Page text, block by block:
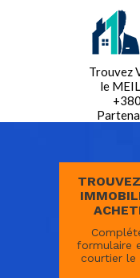
Trouvez
le
formulaire
courtier le